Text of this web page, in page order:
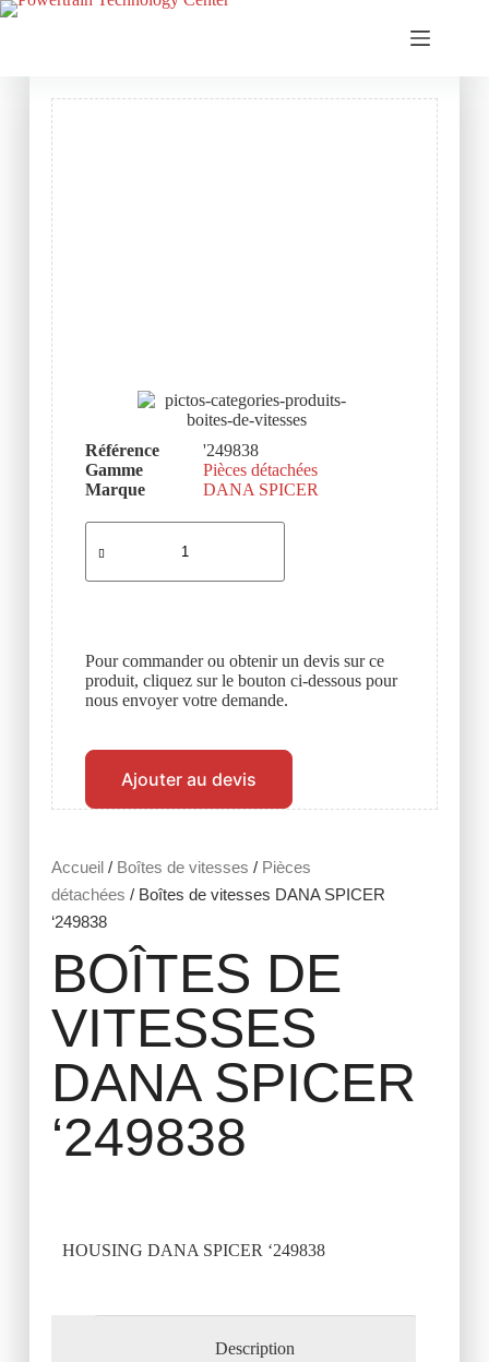
Accueil/ Boîtes de vitesses / Pièces
détachées / Boîtes de vitesses DANA SPICER
‘249838
BOÎTES DE
VITESSES
DANA SPICER
‘249838
HOUSING DANA SPICER ‘249838
Description
Référence
'249838
Gamme
Pièces détachées
Marque
DANA SPICER
Pour commander ou obtenir un devis sur ce
produit, cliquez sur le bouton ci-dessous pour
nous envoyer votre demande.
Ajouter au devis